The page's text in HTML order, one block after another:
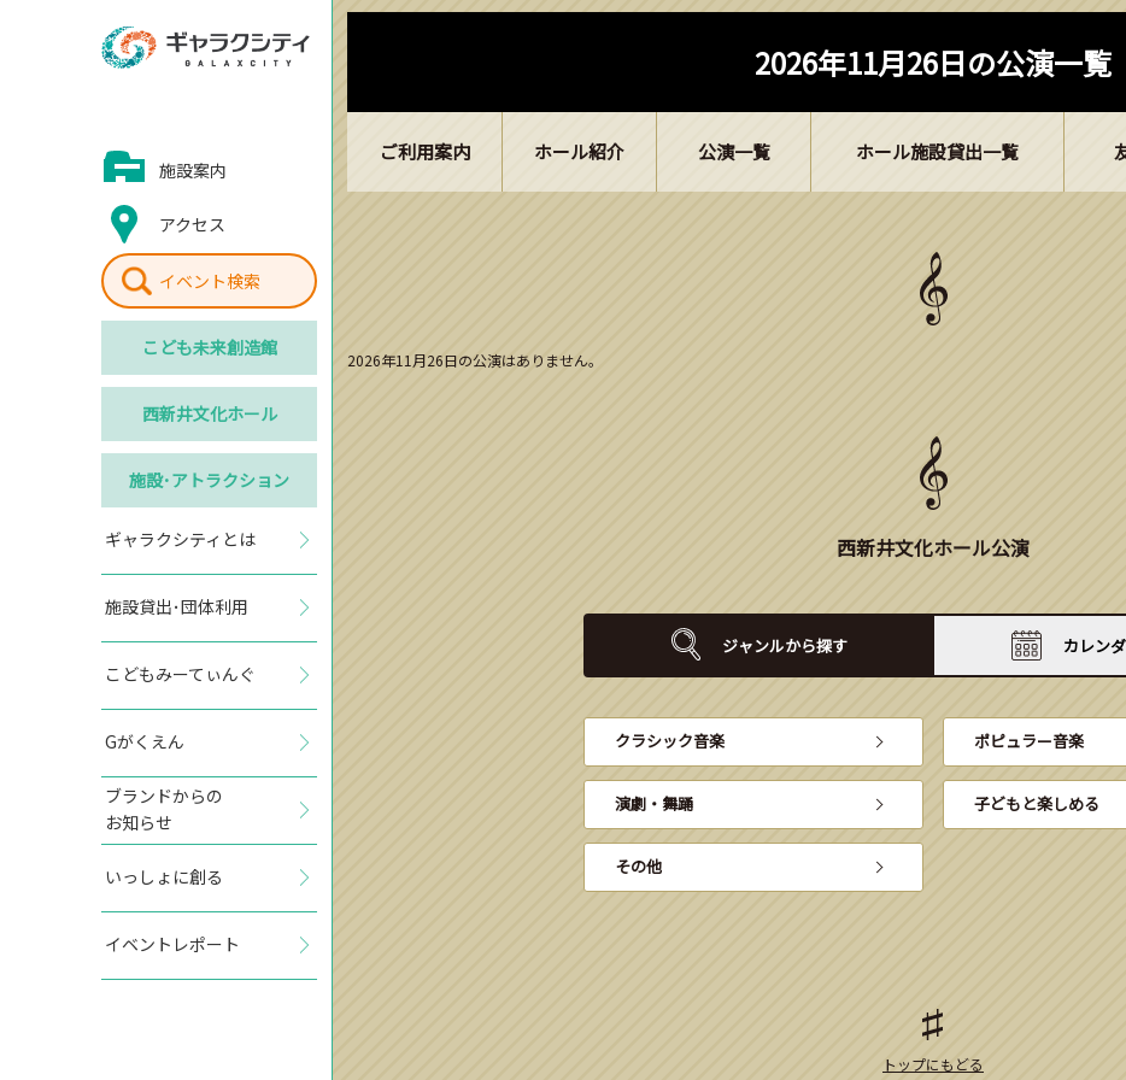
施設案内
アクセス
イベント検索
こども未来創造館
西新井文化ホール
施設･アトラクション
ギャラクシティとは
施設貸出･団体利用
こどもみーてぃんぐ
Gがくえん
ブランドからの
お知らせ
いっしょに創る
イベントレポート
2026年11月26日の公演一覧
ご利用案内 ホール紹介 公演一覧 ホール施設貸出一覧
2026年11月26日の公演はありません。
西新井文化ホール公演
ジャンルから探す カレン
クラシック音楽 ポピュラー音楽
演劇・舞踊 子どもと楽しめる
その他
トップにもどる